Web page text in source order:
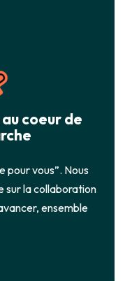
coeur de
pour vous”. Nous
sur la collaboration
ensemble